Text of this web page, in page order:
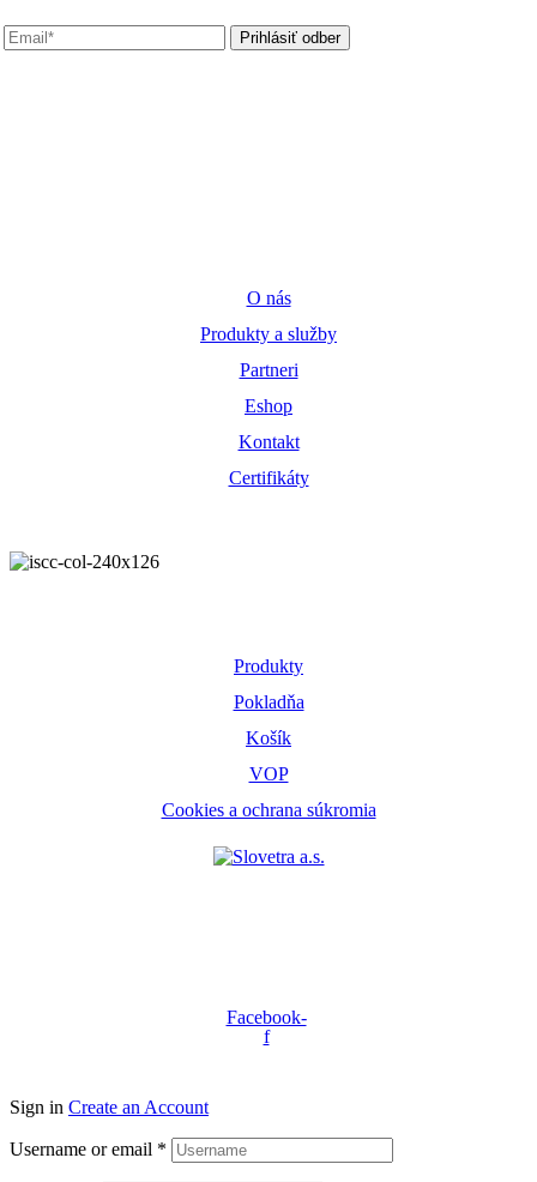
Prihlásiť odber
O nás
Produkty a služby
Partneri
Eshop
Kontakt
Certifikáty
Produkty
Pokladňa
Košík
VOP
Cookies a ochrana súkromia
Facebook-
f
Sign in Create an Account
Username or email *